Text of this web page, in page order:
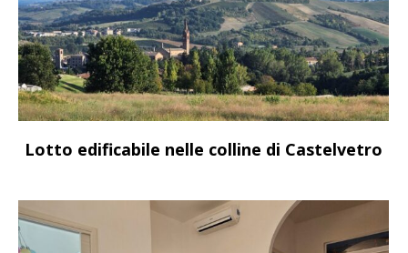
Lotto edificabile nelle colline di Castelvetro